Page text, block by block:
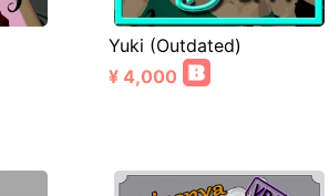
Yuki (Outdated)
¥ 4,000